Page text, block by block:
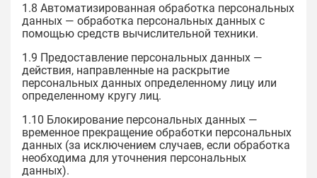
1.8 Автоматизированная обработка персональных
данных — обработка персональных данных с
помощью средств вычислительной техники.
1.9 Предоставление персональных данных —
действия, направленные на раскрытие
персональных данных определенному лицу или
определенному кругу лиц.
1.10 Блокирование персональных данных —
временное прекращение обработки персональных
данных (за исключением случаев, если обработка
необходима для уточнения персональных
данных).